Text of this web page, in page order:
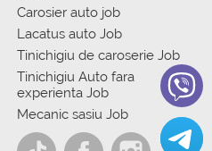
Carosier auto job
Lacatus auto Job
Tinichigiu de caroserie Job
Tinichigiu Auto fara
experienta Job
Mecanic sasiu Job